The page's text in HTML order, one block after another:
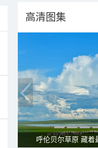
高清图集
呼伦贝尔草原 藏着